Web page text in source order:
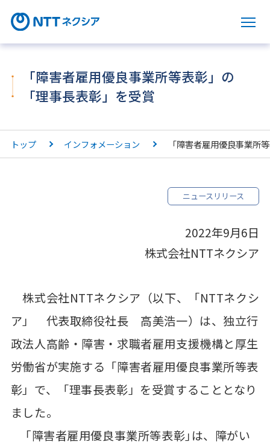
サ
「障害者雇用優良事業所等表彰」の
「理事長表彰」を受賞
トップ インフォメーション 「障害者雇用優良事業所
ニュースリリース
2022年9月6日
株式会社NTTネクシア
株式会社NTTネクシア（以下、「NTTネクシ
ア」 代表取締役社長 高美浩一）は、独立行
政法人高齢・障害・求職者雇用支援機構と厚生
労働省が実施する「障害者雇用優良事業所等表
彰」で、「理事長表彰」を受賞することとなり
ました。
｢障害者雇用優良事業所等表彰｣は、障がい